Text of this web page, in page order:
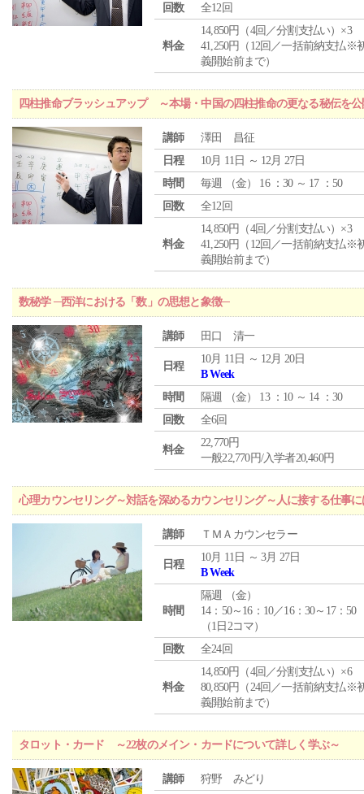
回数
全12回
料金
14,850円（4回／分割支払い）×3
41,250円（12回／一括前納支払※
義開始前まで）
四柱推命ブラッシュアップ ～本場・中国の四柱推命の更なる秘伝を
講師
澤田 昌征
日程
10月 11日 ～ 12月 27日
時間
毎週 （金） 16 ：30 ～ 17 ：50
回数
全12回
料金
14,850円（4回／分割支払い）×3
41,250円（12回／一括前納支払※
義開始前まで）
数秘学 ─西洋における「数」の思想と象徴─
講師 田口 清一
日程
10月 11日 ～ 12月 20日
B Week
時間
隔週 （金） 13 ：10 ～ 14 ：30
回数
全6回
料金
22,770円
一般22,770円/入学者20,460円
心理カウンセリング～対話を深めるカウンセリング～人に接する仕事
講師 ＴＭＡカウンセラー
日程
10月 11日 ～ 3月 27日
B Week
時間
隔週 （金）
14：50～16：10／16：30～17：50
（1日2コマ）
回数
全24回
料金
14,850円（4回／分割支払い）×6
80,850円（24回／一括前納支払※
義開始前まで）
タロット・カード ～22枚のメイン・カードについて詳しく学ぶ～
講師 狩野 みどり